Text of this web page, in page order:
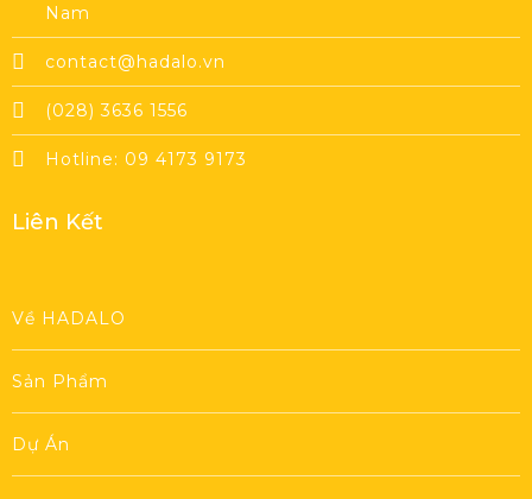
Nam
contact@hadalo.vn
(028) 3636 1556
Hotline: 09 4173 9173
Liên Kết
Về HADALO
Sản Phẩm
Dự Án